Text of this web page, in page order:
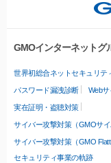
GMOインターネットグ
世界初総合ネットセキュリテ
パスワード漏洩診断 Web
実在証明・盗聴対策
サイバー攻撃対策（GMOサ
サイバー攻撃対策（GMO Flatt
セキュリティ事業の軌跡